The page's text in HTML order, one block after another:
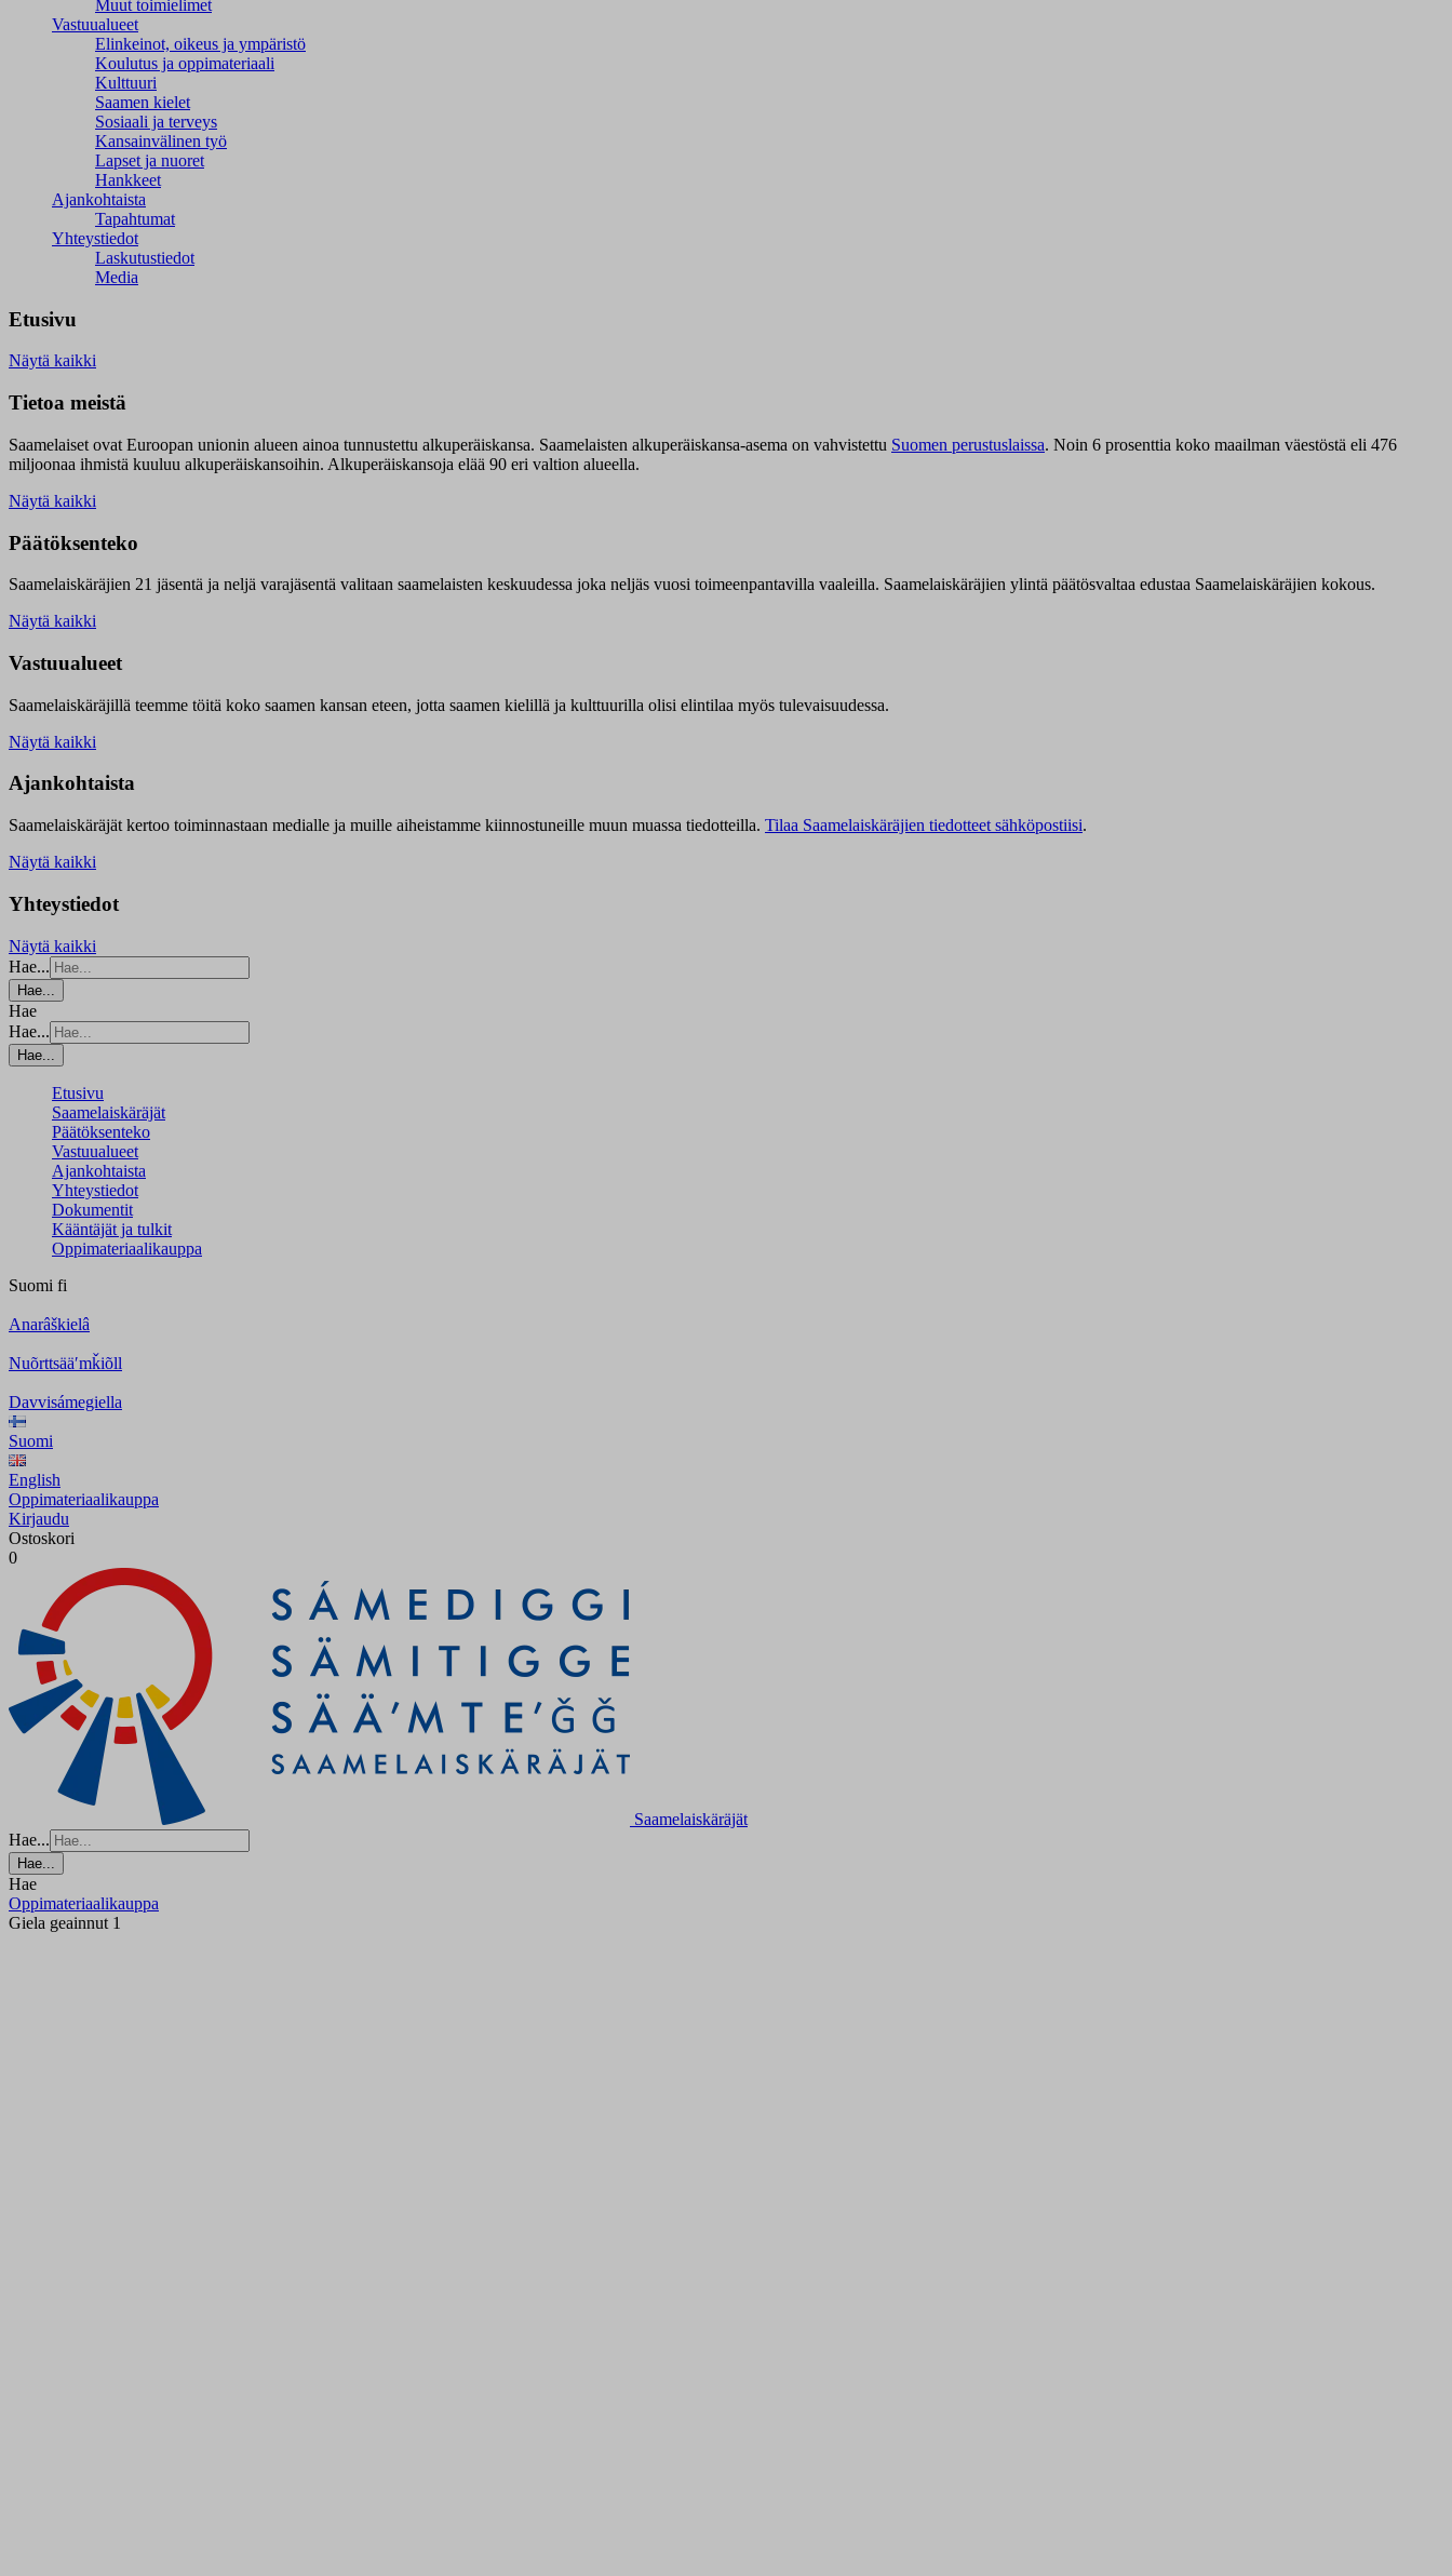
Muut toimielimet
Vastuualueet
Elinkeinot, oikeus ja ympäristö
Koulutus ja oppimateriaali
Kulttuuri
Saamen kielet
Sosiaali ja terveys
Kansainvälinen työ
Lapset ja nuoret
Hankkeet
Ajankohtaista
Tapahtumat
Yhteystiedot
Laskutustiedot
Media
Etusivu
Näytä kaikki
Tietoa meistä
Saamelaiset ovat Euroopan unionin alueen ainoa tunnustettu alkuperäiskansa. Saamelaisten alkuperäiskansa-asema on vahvistettu Suomen perustuslaissa. Noin 6 prosenttia koko maailman väestöstä eli 476
miljoonaa ihmistä kuuluu alkuperäiskansoihin. Alkuperäiskansoja elää 90 eri valtion alueella.
Näytä kaikki
Päätöksenteko
Saamelaiskäräjien 21 jäsentä ja neljä varajäsentä valitaan saamelaisten keskuudessa joka neljäs vuosi toimeenpantavilla vaaleilla. Saamelaiskäräjien ylintä päätösvaltaa edustaa Saamelaiskäräjien kokous.
Näytä kaikki
Vastuualueet
Saamelaiskäräjillä teemme töitä koko saamen kansan eteen, jotta saamen kielillä ja kulttuurilla olisi elintilaa myös tulevaisuudessa.
Näytä kaikki
Ajankohtaista
Saamelaiskäräjät kertoo toiminnastaan medialle ja muille aiheistamme kiinnostuneille muun muassa tiedotteilla. Tilaa Saamelaiskäräjien tiedotteet sähköpostiisi.
Näytä kaikki
Yhteystiedot
Näytä kaikki
Hae...
Hae...
Hae
Hae...
Hae...
Etusivu
Saamelaiskäräjät
Päätöksenteko
Vastuualueet
Ajankohtaista
Yhteystiedot
Dokumentit
Kääntäjät ja tulkit
Oppimateriaalikauppa
Suomi fi
Anarâškielâ
Nuõrttsääʹmǩiõll
Davvisámegiella
Suomi
English
Oppimateriaalikauppa
Kirjaudu
Ostoskori
0
Saamelaiskäräjät
Hae...
Hae...
Hae
Oppimateriaalikauppa
Giela geainnut 1